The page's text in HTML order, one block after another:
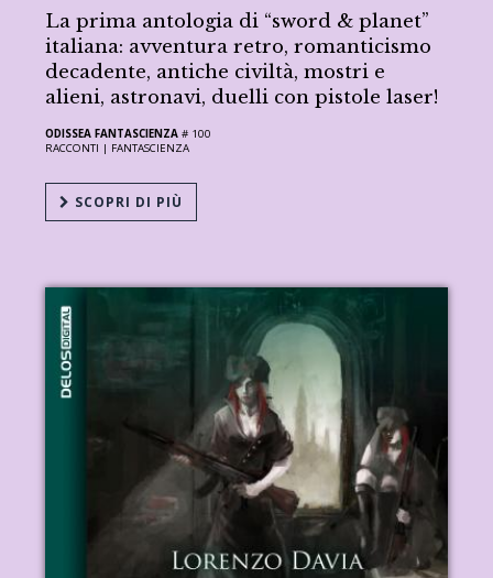
La prima antologia di “sword & planet”
italiana: avventura retro, romanticismo
decadente, antiche civiltà, mostri e
alieni, astronavi, duelli con pistole laser!
ODISSEA FANTASCIENZA # 100
RACCONTI | FANTASCIENZA
SCOPRI DI PIÙ